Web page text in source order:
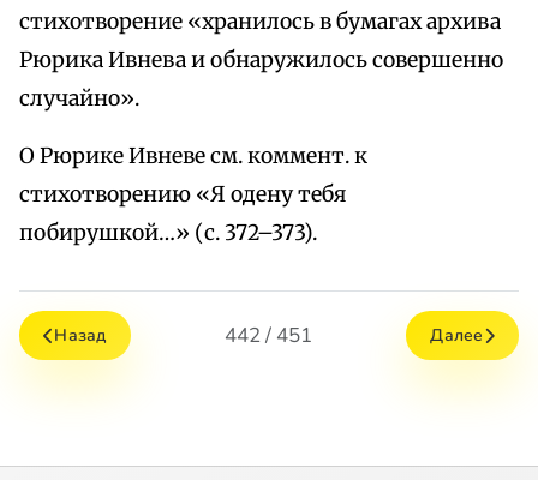
стихотворение «хранилось в бумагах архива
Рюрика Ивнева и обнаружилось совершенно
случайно».
О Рюрике Ивневе см. коммент. к
стихотворению «Я одену тебя
побирушкой…» (с. 372–373).
Назад 442 / 451 Далее